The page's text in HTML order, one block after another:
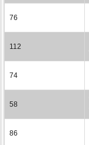
76
112
74
58
86